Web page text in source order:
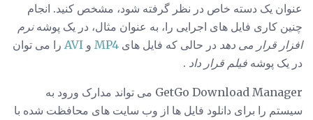
عنوان یک دسته خاص در نظر گرفته شود، مشخص کنید. انجام
چنین کاری فایل های اجرایی را، به عنوان مثال، در یک پوشهنرم
افزار قرار می دهد در حالی که فایل های MP4 و AVI را می توان
در یک پوشه فیلم قرار داد .
GetGo Download Manager می تواند مدارک ورود به
سیستم را برای دانلود فایل ها از وب سایت های محافظت شده با